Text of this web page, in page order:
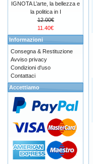
IGNOTA L’arte, la bellezza e
la politica in I
12.00€
11.40€
Informazioni
Consegna & Restituzione
Avviso privacy
Condizioni d'uso
Contattaci
Accettiamo